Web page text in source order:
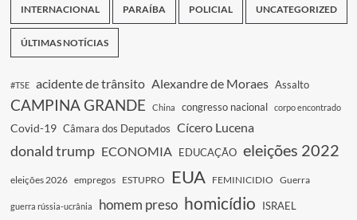
INTERNACIONAL PARAÍBA POLICIAL UNCATEGORIZED
ÚLTIMAS NOTÍCIAS
#TSE acidente de trânsito Alexandre de Moraes Assalto
CAMPINA GRANDE China congresso nacional corpo encontrado
Covid-19 Câmara dos Deputados Cícero Lucena
donald trump ECONOMIA EDUCAÇÃO eleições 2022
eleições 2026 empregos ESTUPRO EUA FEMINICIDIO Guerra
guerra rússia-ucrânia homem preso homicídio ISRAEL